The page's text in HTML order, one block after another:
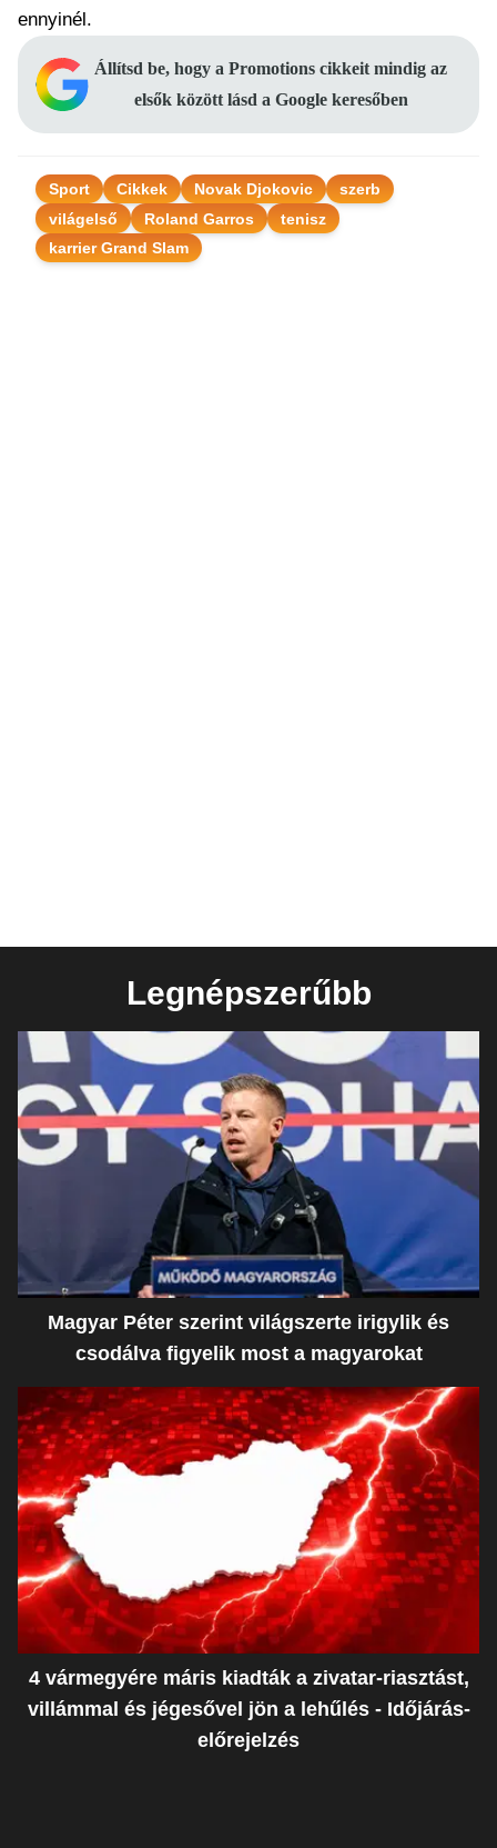
ennyinél.
Állítsd be, hogy a Promotions cikkeit mindig az
elsők között lásd a Google keresőben
Sport Cikkek Novak Djokovic
szerb
világelső
Roland Garros
tenisz
karrier Grand Slam
Legnépszerűbb
Magyar Péter szerint világszerte irigylik és
csodálva figyelik most a magyarokat
4 vármegyére máris kiadták a zivatar-riasztást,
villámmal és jégesővel jön a lehűlés - Időjárás-
előrejelzés